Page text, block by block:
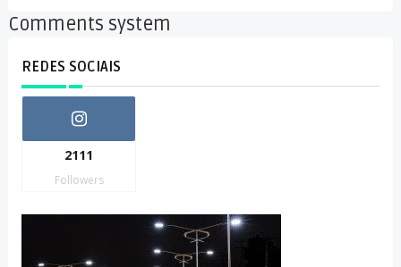
Comments system
REDES SOCIAIS
2111
Followers